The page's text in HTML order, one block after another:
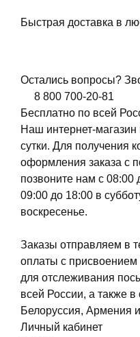
Быстрая доставка в
Остались вопросы?
8 800 700-20-81
Бесплатно по всей
Наш интернет-магазин
сутки. Для получения
оформления заказа с
позвоните нам с 08:00
09:00 до 18:00 в
воскресенье.
Заказы отправляем в
оплаты с
для отслеживания
всей России, а также в
Белоруссия, Армения
Личный кабинет